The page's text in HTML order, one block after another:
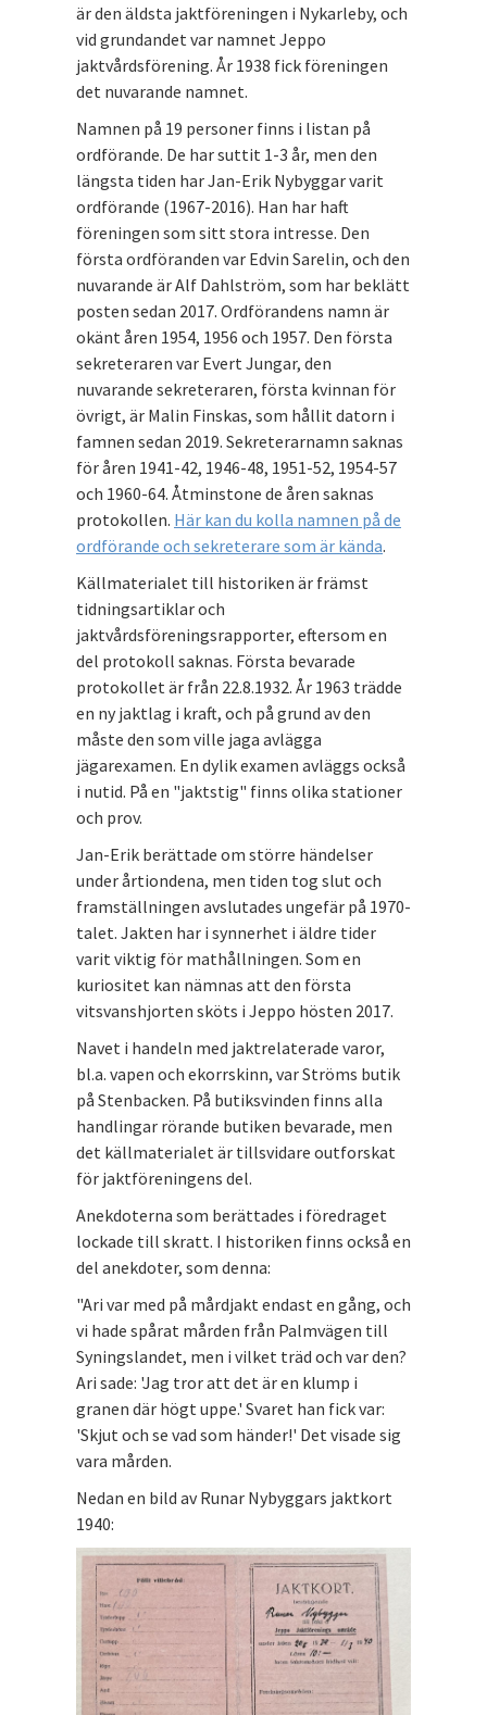
är den äldsta jaktföreningen i Nykarleby, och
vid grundandet var namnet Jeppo
jaktvårdsförening. År 1938 fick föreningen
det nuvarande namnet.
Namnen på 19 personer finns i listan på
ordförande. De har suttit 1-3 år, men den
längsta tiden har Jan-Erik Nybyggar varit
ordförande (1967-2016). Han har haft
föreningen som sitt stora intresse. Den
första ordföranden var Edvin Sarelin, och den
nuvarande är Alf Dahlström, som har beklätt
posten sedan 2017. Ordförandens namn är
okänt åren 1954, 1956 och 1957. Den första
sekreteraren var Evert Jungar, den
nuvarande sekreteraren, första kvinnan för
övrigt, är Malin Finskas, som hållit datorn i
famnen sedan 2019. Sekreterarnamn saknas
för åren 1941-42, 1946-48, 1951-52, 1954-57
och 1960-64. Åtminstone de åren saknas
protokollen. Här kan du kolla namnen på de
ordförande och sekreterare som är kända.
Källmaterialet till historiken är främst
tidningsartiklar och
jaktvårdsföreningsrapporter, eftersom en
del protokoll saknas. Första bevarade
protokollet är från 22.8.1932. År 1963 trädde
en ny jaktlag i kraft, och på grund av den
måste den som ville jaga avlägga
jägarexamen. En dylik examen avläggs också
i nutid. På en "jaktstig" finns olika stationer
och prov.
Jan-Erik berättade om större händelser
under årtiondena, men tiden tog slut och
framställningen avslutades ungefär på 1970-
talet. Jakten har i synnerhet i äldre tider
varit viktig för mathållningen. Som en
kuriositet kan nämnas att den första
vitsvanshjorten sköts i Jeppo hösten 2017.
Navet i handeln med jaktrelaterade varor,
bl.a. vapen och ekorrskinn, var Ströms butik
på Stenbacken. På butiksvinden finns alla
handlingar rörande butiken bevarade, men
det källmaterialet är tillsvidare outforskat
för jaktföreningens del.
Anekdoterna som berättades i föredraget
lockade till skratt. I historiken finns också en
del anekdoter, som denna:
"Ari var med på mårdjakt endast en gång, och
vi hade spårat mården från Palmvägen till
Syningslandet, men i vilket träd och var den?
Ari sade: 'Jag tror att det är en klump i
granen där högt uppe.' Svaret han fick var:
'Skjut och se vad som händer!' Det visade sig
vara mården.
Nedan en bild av Runar Nybyggars jaktkort
1940: